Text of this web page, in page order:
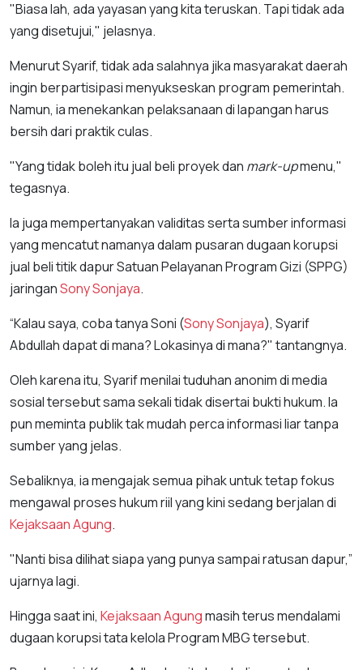
"Biasa lah, ada yayasan yang kita teruskan. Tapi tidak ada
yang disetujui," jelasnya.
Menurut Syarif, tidak ada salahnya jika masyarakat daerah
ingin berpartisipasi menyukseskan program pemerintah.
Namun, ia menekankan pelaksanaan di lapangan harus
bersih dari praktik culas.
"Yang tidak boleh itu jual beli proyek dan mark-upmenu,"
tegasnya.
Ia juga mempertanyakan validitas serta sumber informasi
yang mencatut namanya dalam pusaran dugaan korupsi
jual beli titik dapur Satuan Pelayanan Program Gizi (SPPG)
jaringanSony Sonjaya.
“Kalau saya, coba tanya Soni (Sony Sonjaya), Syarif
Abdullah dapat di mana? Lokasinya di mana?" tantangnya.
Oleh karena itu, Syarif menilai tuduhan anonim di media
sosial tersebut sama sekali tidak disertai bukti hukum. Ia
pun meminta publik tak mudah perca informasi liar tanpa
sumber yang jelas.
Sebaliknya, ia mengajak semua pihak untuk tetap fokus
mengawal proses hukum riil yang kini sedang berjalan di
Kejaksaan Agung.
"Nanti bisa dilihat siapa yang punya sampai ratusan dapur,”
ujarnya lagi.
Hingga saat ini, Kejaksaan Agungmasih terus mendalami
dugaan korupsi tata kelola Program MBG tersebut.